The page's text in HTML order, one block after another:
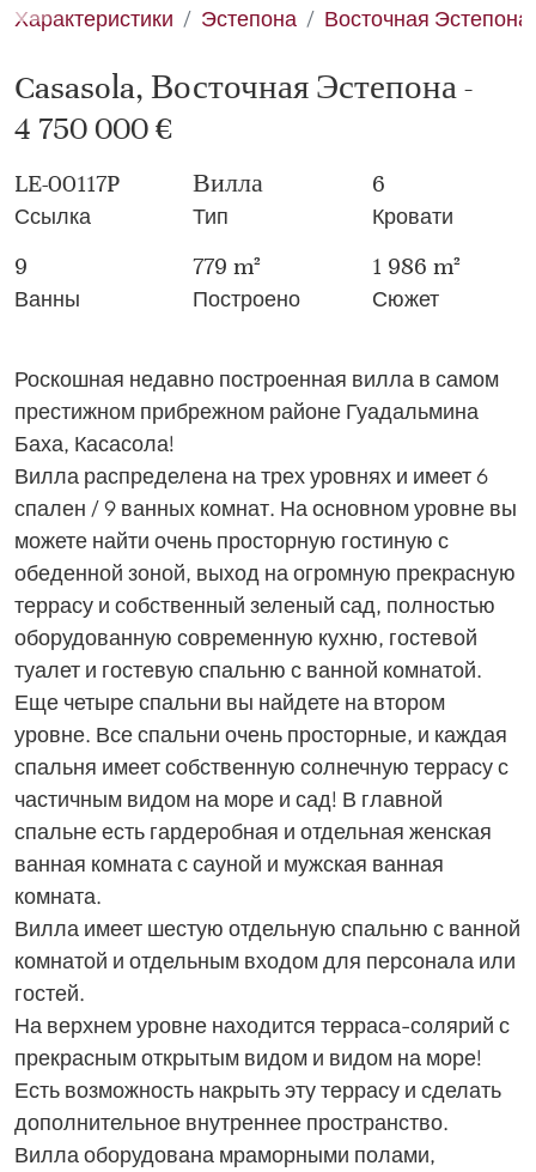
Характеристики Эстепона Восточная Эстепона
Casasola, Восточная Эстепона -
4 750 000 €
LE-00117P
Ссылка
Вилла
Тип
6
Кровати
9
Ванны
779 m²
Построено
1 986 m²
Сюжет
Роскошная недавно построенная вилла в самом
престижном прибрежном районе Гуадальмина
Баха, Касасола!
Вилла распределена на трех уровнях и имеет 6
спален / 9 ванных комнат. На основном уровне вы
можете найти очень просторную гостиную с
обеденной зоной, выход на огромную прекрасную
террасу и собственный зеленый сад, полностью
оборудованную современную кухню, гостевой
туалет и гостевую спальню с ванной комнатой.
Еще четыре спальни вы найдете на втором
уровне. Все спальни очень просторные, и каждая
спальня имеет собственную солнечную террасу с
частичным видом на море и сад! В главной
спальне есть гардеробная и отдельная женская
ванная комната с сауной и мужская ванная
комната.
Вилла имеет шестую отдельную спальню с ванной
комнатой и отдельным входом для персонала или
гостей.
На верхнем уровне находится терраса-солярий с
прекрасным открытым видом и видом на море!
Есть возможность накрыть эту террасу и сделать
дополнительное внутреннее пространство.
Вилла оборудована мраморными полами,